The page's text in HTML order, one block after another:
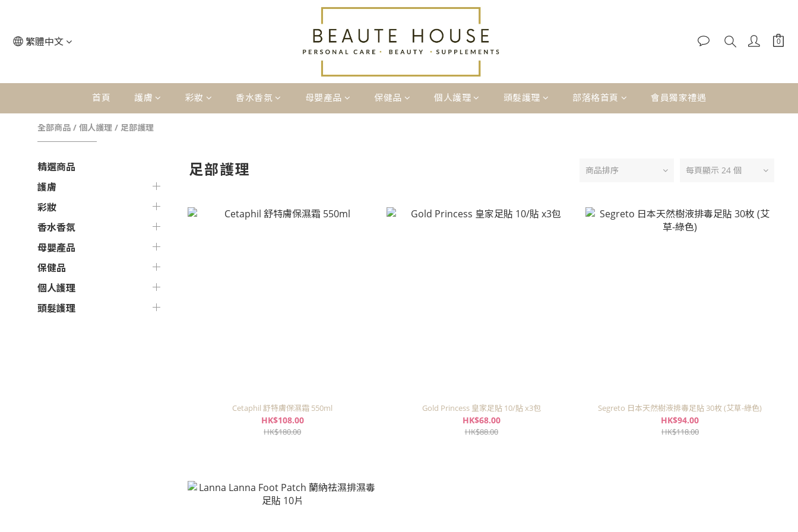
繁體中文
首頁 護膚 彩妝 香水香氛 母嬰產品 保健品 個人護理 頭髮護理 部落格首頁 會員獨家禮遇
全部商品 / 個人護理 / 足部護理
精選商品
護膚
彩妝
香水香氛
母嬰產品
保健品
個人護理
頭髮護理
足部護理 商品排序 每頁顯示 24 個
Cetaphil 舒特膚保濕霜 550ml
HK$108.00
HK$180.00
Gold Princess 皇家足貼 10/貼 x3包
HK$68.00
HK$88.00
Segreto 日本天然樹液排毒足貼 30枚 (艾草-綠色)
HK$94.00
HK$118.00